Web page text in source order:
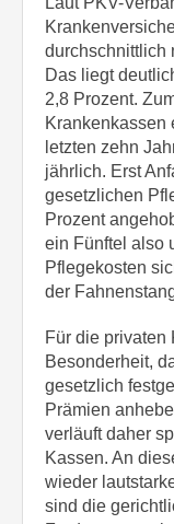
durchschnittlich
Das liegt
2,8 Prozent.
Krankenkassen
letzten zehn
jährlich. Erst
gesetzlichen
Prozent
ein Fünftel also
Pflegekosten
der
Für die privaten
Besonderheit,
gesetzlich
Prämien
verläuft daher
Kassen. An
wieder
sind die